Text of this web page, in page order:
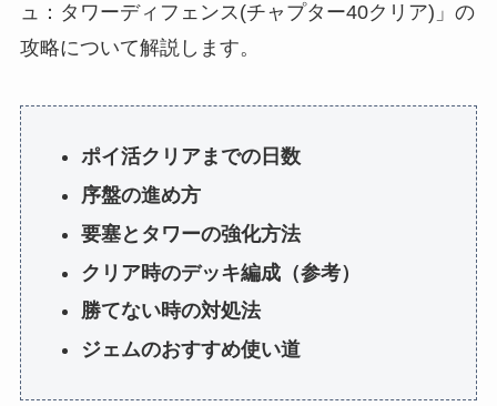
ュ：タワーディフェンス(チャプター40クリア)」の
攻略について解説します。
ポイ活クリアまでの日数
序盤の進め方
要塞とタワーの強化方法
クリア時のデッキ編成（参考）
勝てない時の対処法
ジェムのおすすめ使い道